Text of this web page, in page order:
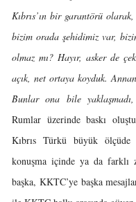
Kıbrıs’ın bir garantörü
bizim orada şehidimiz var,
olmaz mı? Hayır, asker de
açık, net ortaya koyduk.
Bunlar ona bile
Rumlar üzerinde baskı
Kıbrıs Türkü büyük ölçüde
konuşma içinde ya da farklı
başka, KKTC’ye başka